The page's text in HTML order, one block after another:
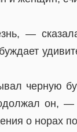
—
черную
он, —
о норах